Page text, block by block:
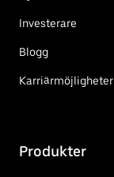
Investerare
Blogg
Karriärmöjligheter
Produkter